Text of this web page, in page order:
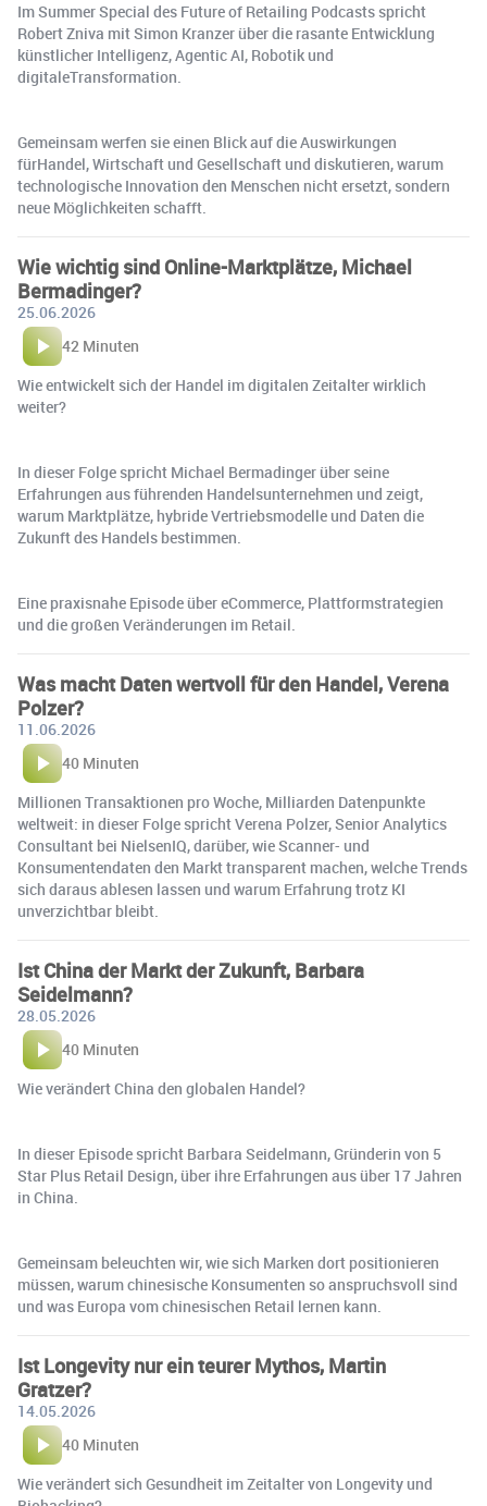
Im Summer Special des Future of Retailing Podcasts spricht
Robert Zniva mit Simon Kranzer über die rasante Entwicklung
künstlicher Intelligenz, Agentic AI, Robotik und
digitaleTransformation.
Gemeinsam werfen sie einen Blick auf die Auswirkungen
fürHandel, Wirtschaft und Gesellschaft und diskutieren, warum
technologische Innovation den Menschen nicht ersetzt, sondern
neue Möglichkeiten schafft.
Wie wichtig sind Online-Marktplätze, Michael
Bermadinger?
25.06.2026
42 Minuten
Wie entwickelt sich der Handel im digitalen Zeitalter wirklich
weiter?
In dieser Folge spricht Michael Bermadinger über seine
Erfahrungen aus führenden Handelsunternehmen und zeigt,
warum Marktplätze, hybride Vertriebsmodelle und Daten die
Zukunft des Handels bestimmen.
Eine praxisnahe Episode über eCommerce, Plattformstrategien
und die großen Veränderungen im Retail.
Was macht Daten wertvoll für den Handel, Verena
Polzer?
11.06.2026
40 Minuten
Millionen Transaktionen pro Woche, Milliarden Datenpunkte
weltweit: in dieser Folge spricht Verena Polzer, Senior Analytics
Consultant bei NielsenIQ, darüber, wie Scanner- und
Konsumentendaten den Markt transparent machen, welche Trends
sich daraus ablesen lassen und warum Erfahrung trotz KI
unverzichtbar bleibt.
Ist China der Markt der Zukunft, Barbara
Seidelmann?
28.05.2026
40 Minuten
Wie verändert China den globalen Handel?
In dieser Episode spricht Barbara Seidelmann, Gründerin von 5
Star Plus Retail Design, über ihre Erfahrungen aus über 17 Jahren
in China.
Gemeinsam beleuchten wir, wie sich Marken dort positionieren
müssen, warum chinesische Konsumenten so anspruchsvoll sind
und was Europa vom chinesischen Retail lernen kann.
Ist Longevity nur ein teurer Mythos, Martin
Gratzer?
14.05.2026
40 Minuten
Wie verändert sich Gesundheit im Zeitalter von Longevity und